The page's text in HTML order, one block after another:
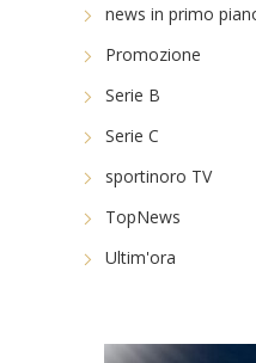
news in primo
Promozione
Serie B
Serie C
sportinoro TV
TopNews
Ultim'ora